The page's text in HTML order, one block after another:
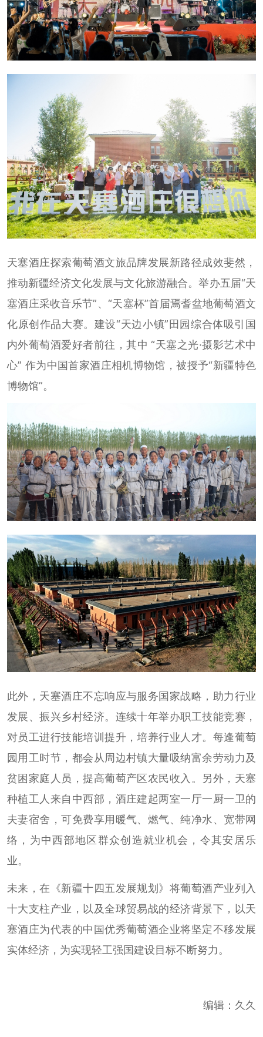
天塞酒庄探索葡萄酒文旅品牌发展新路径成效斐然，
推动新疆经济文化发展与文化旅游融合。举办五届“天
塞酒庄采收音乐节”、“天塞杯”首届焉耆盆地葡萄酒文
化原创作品大赛。建设“天边小镇”田园综合体吸引国
内外葡萄酒爱好者前往，其中 “天塞之光·摄影艺术中
心” 作为中国首家酒庄相机博物馆，被授予“新疆特色
博物馆”。
此外，天塞酒庄不忘响应与服务国家战略，助力行业
发展、振兴乡村经济。连续十年举办职工技能竞赛，
对员工进行技能培训提升，培养行业人才。每逢葡萄
园用工时节，都会从周边村镇大量吸纳富余劳动力及
贫困家庭人员，提高葡萄产区农民收入。另外，天塞
种植工人来自中西部，酒庄建起两室一厅一厨一卫的
夫妻宿舍，可免费享用暖气、燃气、纯净水、宽带网
络，为中西部地区群众创造就业机会，令其安居乐
业。
未来，在《新疆十四五发展规划》将葡萄酒产业列入
十大支柱产业，以及全球贸易战的经济背景下，以天
塞酒庄为代表的中国优秀葡萄酒企业将坚定不移发展
实体经济，为实现轻工强国建设目标不断努力。
编辑：久久